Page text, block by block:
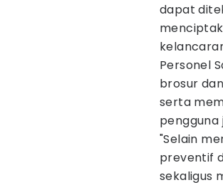
dapat
Personel
brosur
serta
pengguna
"Selain
preventif
sekaligus